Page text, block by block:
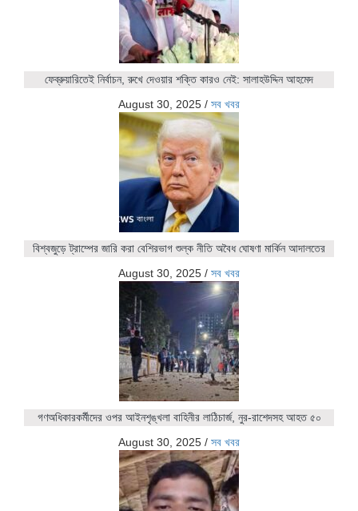
ফেব্রুয়ারিতেই নির্বাচন, রুখে দেওয়ার শক্তি কারও নেই: সালাহউদ্দিন আহমেদ
August 30, 2025 / সব খবর
বিশ্বজুড়ে ট্রাম্পের জারি করা বেশিরভাগ শুল্ক নীতি অবৈধ ঘোষণা মার্কিন আদালতের
August 30, 2025 / সব খবর
গণঅধিকারকর্মীদের ওপর আইনশৃঙ্খলা বাহিনীর লাঠিচার্জ, নুর-রাশেদসহ আহত ৫০
August 30, 2025 / সব খবর